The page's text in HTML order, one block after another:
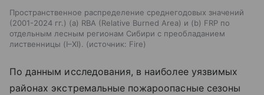
Пространственное распределение среднегодовых значений
(2001-2024 гг.) (а) RBA (Relative Burned Area) и (b) FRP по
отдельным лесным регионам Сибири с преобладанием
лиственницы (I–XI).
источник: Fire
По данным исследования, в наиболее уязвимых
районах экстремальные пожароопасные сезоны